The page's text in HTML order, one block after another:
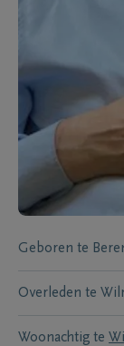
Geboren te
Overleden te
Woonachtig te